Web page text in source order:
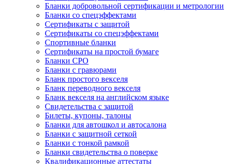
Бланки добровольной сертификации и метрологии
Бланки со спецэффектами
Сертификаты с защитой
Сертификаты со спецэффектами
Спортивные бланки
Cертификаты на простой бумаге
Бланки СРО
Бланки с гравюрами
Бланк простого векселя
Бланк переводного векселя
Бланк векселя на английском языке
Свидетельства с защитой
Билеты, купоны, талоны
Бланки для автошкол и автосалона
Бланки с защитной сеткой
Бланки с тонкой рамкой
Бланки свидетельства о поверке
Квалификационные аттестаты